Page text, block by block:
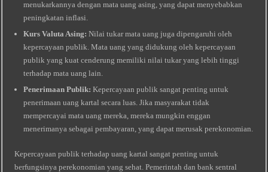
menukarkannya dengan mata uang asing, yang dapat menyebabkan
peningkatan inflasi.
Kurs Valuta Asing: Nilai tukar mata uang juga dipengaruhi oleh
kepercayaan publik. Mata uang yang didukung oleh kepercayaan
publik yang kuat cenderung memiliki nilai tukar yang lebih tinggi
terhadap mata uang lain.
Penerimaan Publik: Kepercayaan publik sangat penting untuk
penerimaan uang kartal secara luas. Jika masyarakat tidak
mempercayai mata uang mereka, mereka mungkin enggan
menerimanya sebagai pembayaran, yang dapat merusak perekonomian.
Kepercayaan publik terhadap uang kartal sangat penting untuk
berfungsinya perekonomian yang sehat. Pemerintah dan bank sentral